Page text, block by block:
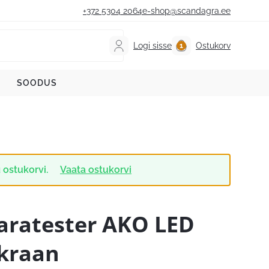
+372 5304 2064e-shop@scandagra.ee
Logi sisse Ostukorv
SOODUS
ostukorvi. Vaata ostukorvi
AKO LED